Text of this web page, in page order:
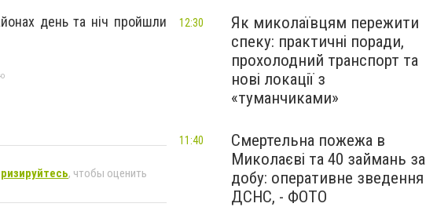
день та ніч пройшли
, чтобы оценить
Як миколаївцям пережити
спеку: практичні поради,
прохолодний транспорт та
нові локації з
«туманчиками»
12:30
Смертельна пожежа в
Миколаєві та 40 займань за
добу: оперативне зведення
ДСНС, - ФОТО
11:40